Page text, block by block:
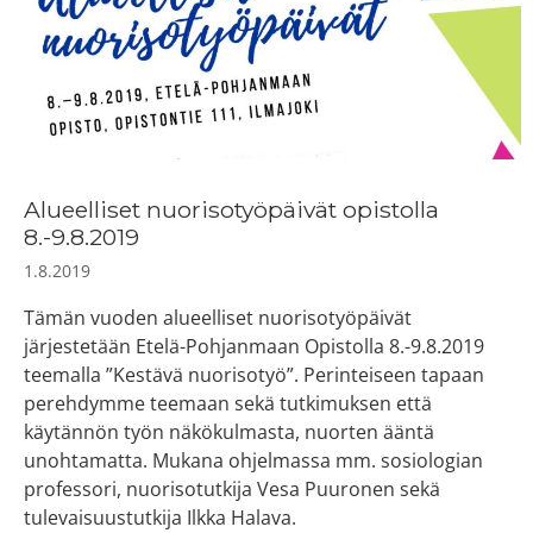
Alueelliset nuorisotyöpäivät opistolla
8.-9.8.2019
1.8.2019
Tämän vuoden alueelliset nuorisotyöpäivät
järjestetään Etelä-Pohjanmaan Opistolla 8.-9.8.2019
teemalla ”Kestävä nuorisotyö”. Perinteiseen tapaan
perehdymme teemaan sekä tutkimuksen että
käytännön työn näkökulmasta, nuorten ääntä
unohtamatta. Mukana ohjelmassa mm. sosiologian
professori, nuorisotutkija Vesa Puuronen sekä
tulevaisuustutkija Ilkka Halava.